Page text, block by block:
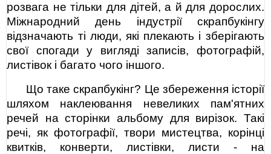
розвага не тільки для дітей, а й для дорослих.
Міжнародний день індустрії скрапбукінгу
відзначають ті люди, які плекають і зберігають
свої спогади у вигляді записів, фотографій,
листівок і багато чого іншого.
Що таке скрапбукінг? Це збереження історії
шляхом наклеювання невеликих пам'ятних
речей на сторінки альбому для вирізок. Такі
речі, як фотографії, твори мистецтва, корінці
квитків, конверти, листівки, листи - на